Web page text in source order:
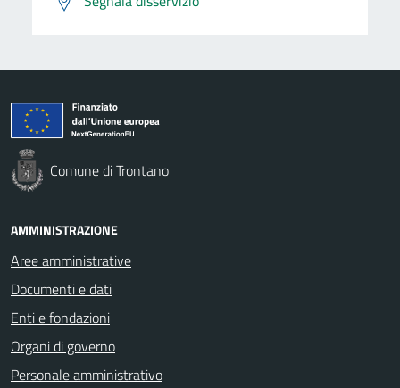
Comune di Trontano
AMMINISTRAZIONE
Aree amministrative
Documenti e dati
Enti e fondazioni
Organi di governo
Personale amministrativo